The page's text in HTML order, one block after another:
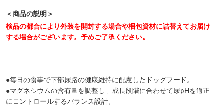
＜商品の説明＞
検品の都合により外装を開封する場合や梱包資材に詰替えてお届け
する場合がございます。予めご了承ください。
●毎日の食事で下部尿路の健康維持に配慮したドッグフード。
●マグネシウムの含有量を調整し、成長段階に合わせて尿pHを適正
にコントロールするバランス設計。